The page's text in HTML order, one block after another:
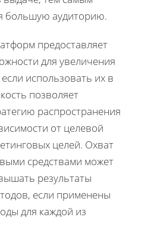
большую аудиторию.
предоставляет
для увеличения
использовать их в
позволяет
распространения
от целевой
целей. Охват
средствами может
результаты
если применены
для каждой из